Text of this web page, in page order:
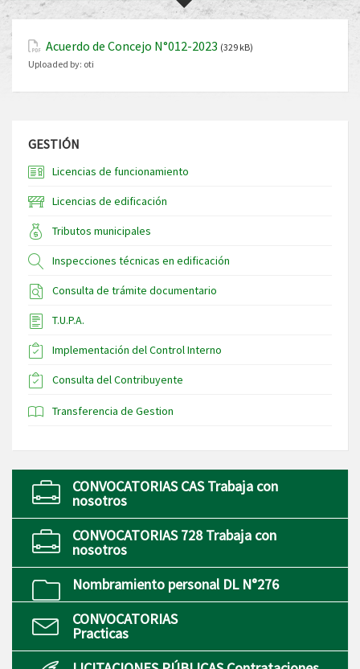
Acuerdo de Concejo N°012-2023 (329 kB)
Uploaded by: oti
GESTIÓN
Licencias de funcionamiento
Licencias de edificación
Tributos municipales
Inspecciones técnicas en edificación
Consulta de trámite documentario
T.U.P.A.
Implementación del Control Interno
Consulta del Contribuyente
Transferencia de Gestion
CONVOCATORIAS CAS Trabaja con
nosotros
CONVOCATORIAS 728 Trabaja con
nosotros
Nombramiento personal DL N°276
CONVOCATORIAS
Practicas